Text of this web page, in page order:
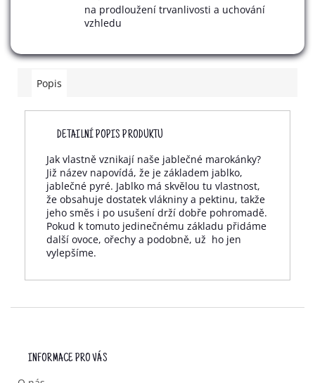
na prodloužení trvanlivosti a uchování
vzhledu
Popis
DETAILNÍ POPIS PRODUKTU
Jak vlastně vznikají naše jablečné marokánky?
Již název napovídá, že je základem jablko,
jablečné pyré. Jablko má skvělou tu vlastnost,
že obsahuje dostatek vlákniny a pektinu, takže
jeho směs i po usušení drží dobře pohromadě.
Pokud k tomuto jedinečnému základu přidáme
další ovoce, ořechy a podobně, už ho jen
vylepšíme.
INFORMACE PRO VÁS